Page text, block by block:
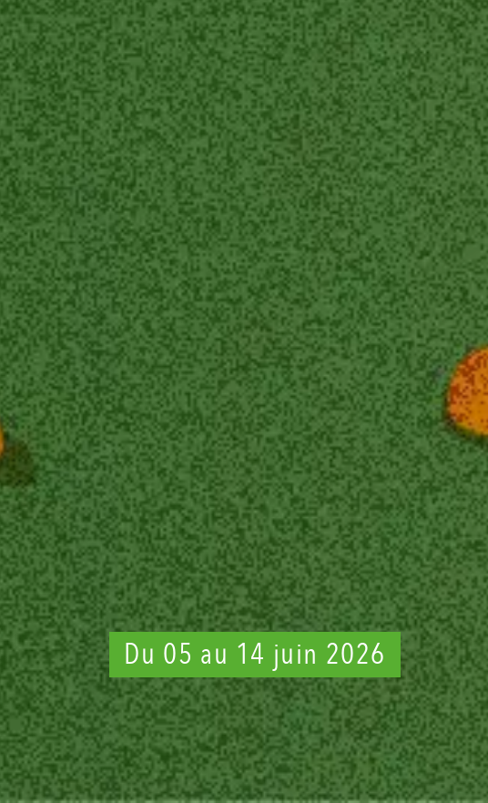
Du 05 au 14 juin 2026